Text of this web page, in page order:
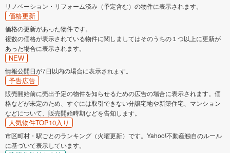
リノベーション・リフォーム済み（予定含む）の物件に表示されます。
価格更新
価格の更新があった物件です。
複数の価格が表示されている物件に関しましてはそのうちの１つ以上に更新が
あった場合に表示されます。
NEW
情報公開日が7日以内の場合に表示されます。
予告広告
販売開始前に売出予定の物件を知らせるための広告の場合に表示されます。価
格などが未定のため、すぐには取引できない分譲宅地や新築住宅、マンション
などについて、販売開始時期などを告知します。
人気物件TOP10入り
市区町村・駅ごとのランキング（火曜更新）です。Yahoo!不動産独自のルール
に基づいて表示しています。